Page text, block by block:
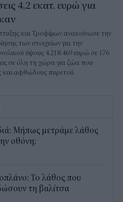
4,2 εκατ. ευρώ για
και Τροφίμων ανακοίνωσε την
των στοιχείων για την
ύψους 4.218.469 ευρώ σε 176
σε όλη τη χώρα για ζώα που
και αφθώδους πυρετού.
Μήπως μετράμε λάθος
οθόνη;
Το λάθος που
τη βαλίτσα